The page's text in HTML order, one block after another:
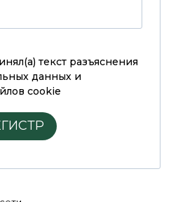
текст разъяснения
данных и
cookie